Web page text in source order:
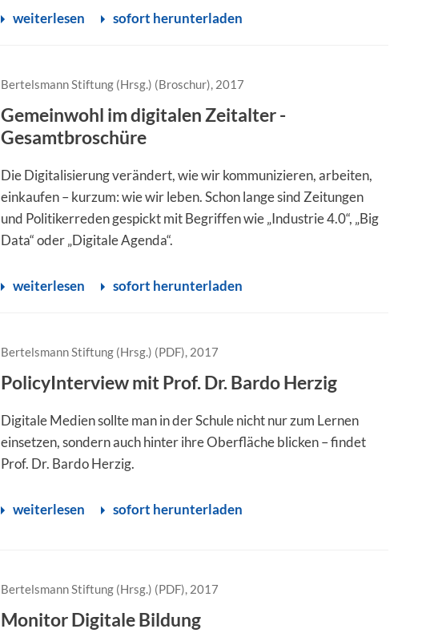
weiterlesen sofort herunterladen
Bertelsmann Stiftung (Hrsg.) (Broschur), 2017
Gemeinwohl im digitalen Zeitalter -
Gesamtbroschüre
Die Digitalisierung verändert, wie wir kommunizieren, arbeiten,
einkaufen – kurzum: wie wir leben. Schon lange sind Zeitungen
und Politikerreden gespickt mit Begriffen wie „Industrie 4.0“, „Big
Data“ oder „Digitale Agenda“.
weiterlesen sofort herunterladen
Bertelsmann Stiftung (Hrsg.) (PDF), 2017
PolicyInterview mit Prof. Dr. Bardo Herzig
Digitale Medien sollte man in der Schule nicht nur zum Lernen
einsetzen, sondern auch hinter ihre Oberfläche blicken – findet
Prof. Dr. Bardo Herzig.
weiterlesen sofort herunterladen
Bertelsmann Stiftung (Hrsg.) (PDF), 2017
Monitor Digitale Bildung